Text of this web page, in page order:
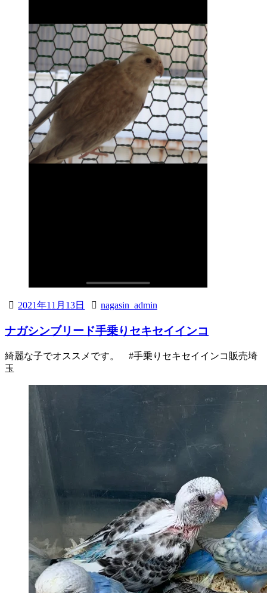
2021年11月13日 nagasin_admin
ナガシンブリード手乗りセキセイインコ
綺麗な子でオススメです。 #手乗りセキセイインコ販売埼
玉